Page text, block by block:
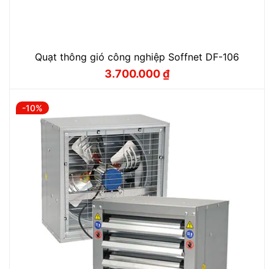
Quạt thông gió công nghiệp Soffnet DF-106
Giá
3.700.000₫
Giá
-10%